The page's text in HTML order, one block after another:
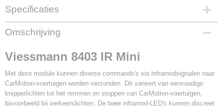
Specificaties
EAN code
4026602084039
Omschrijving
Viessmann 8403 IR Mini
Met deze module kunnen diverse commando's via infraroodsignalen naar
CarMotion-voertuigen worden verzonden. Dit varieert van eenvoudige
knipperlichten tot het remmen en stoppen van CarMotion-voertuigen,
bijvoorbeeld bij verkeerslichten. De twee infrarood-LED's kunnen discreet